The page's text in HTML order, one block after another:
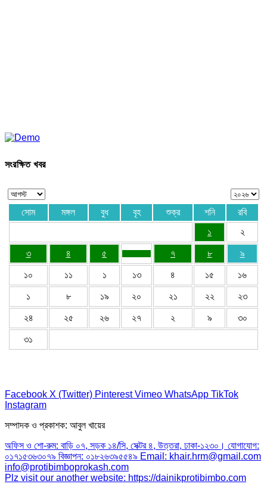
সংরক্ষিত খবর
সোম মঙ্গল বুধ বৃহ শুক্র শনি
রবি
১
২
৩ ৪ ৫ ৭ ৮ ৯
১০ ১১ ১ ১৩ ৪ ১৫ ১৬
১ ৮ ১৯ ২০ ২১ ২২ ২৩
২৪ ২৫ ২৬ ২৭ ২ ৯ ৩০
৩১
Facebook X (Twitter) Pinterest Vimeo WhatsApp TikTok
Instagram
সম্পাদক ও প্রকাশক: আবুল খায়ের
অফিস ও শো-রুম: বাড়ি ০৭, সড়ক ১৪/সি, সেক্টর ৪, উত্তরা, ঢাকা-১২৩০। যোগাযোগ:
০১৭১৫৩৬৩০৭৯ বিজ্ঞাপন: ০১৮২৬৩৯৫৫৪৯ Email: khair.hrm@gmail.com
info@protibimboprokash.com
Plz visit our another website: https://dainikprotibimbo.com